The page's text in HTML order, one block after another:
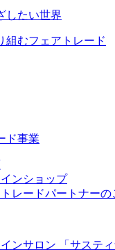
したい世界
組むフェアトレード
ド事業
ンショップ
レードパートナーの
ンサロン 「サスティ